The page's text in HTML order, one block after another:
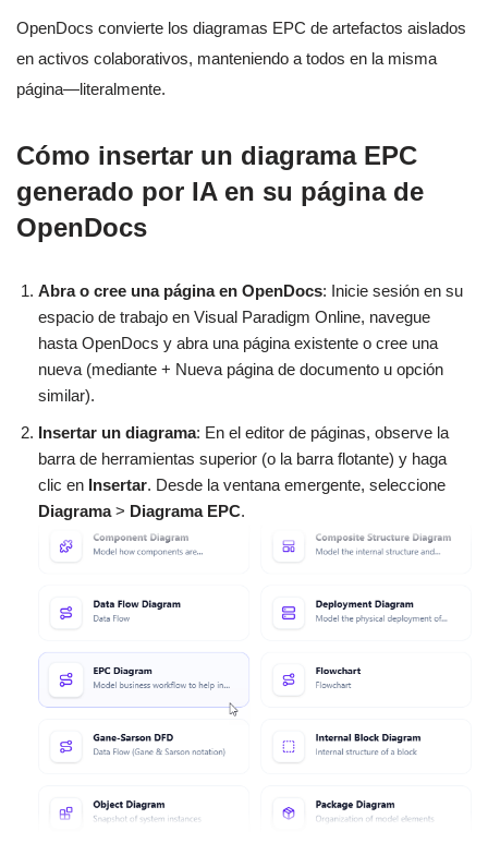
OpenDocs convierte los diagramas EPC de artefactos aislados
en activos colaborativos, manteniendo a todos en la misma
página—literalmente.
Cómo insertar un diagrama EPC
generado por IA en su página de
OpenDocs
Abra o cree una página en OpenDocs: Inicie sesión en su
espacio de trabajo en Visual Paradigm Online, navegue
hasta OpenDocs y abra una página existente o cree una
nueva (mediante + Nueva página de documento u opción
similar).
Insertar un diagrama: En el editor de páginas, observe la
barra de herramientas superior (o la barra flotante) y haga
clic en Insertar. Desde la ventana emergente, seleccione
Diagrama> Diagrama EPC.